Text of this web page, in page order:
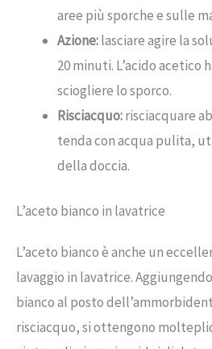
aree più sporche e sulle
Azione:lasciare agire la
20 minuti. L’acido acetico
sciogliere lo sporco.
Risciacquo:risciacquare
tenda con acqua pulita,
della doccia.
L’aceto bianco in lavatrice
L’aceto bianco è anche un
lavaggio in lavatrice.
bianco al posto
risciacquo, si ottengono